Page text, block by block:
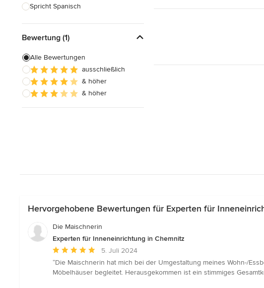
Spricht Spanisch
Bewertung (1)
Alle Bewertungen
ausschließlich
& höher
& höher
Hervorgehobene Bewertungen für Experten für
Die Maischnerin
Experten für Inneneinrichtung in Chemnitz
Durchschnittliche
Bewertung:
5
5. Juli 2024
“Die Maischnerin hat mich bei der Umgestaltung meines Wohn-/
Möbelhäuser begleitet. Herausgekommen ist ein stimmiges